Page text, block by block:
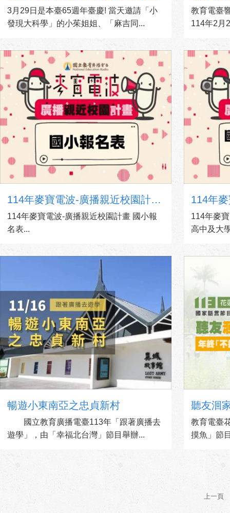
3月29日是本臺65週年臺慶! 當天邀請「小
發現大科學」的小茱姐姐、「麻吉同...
教育電臺
114年2月
114年麥寶電波-廣播親近校園計畫 國小報名表
114年麥寶電波-廣播親近校園計畫 國小報
名表...
114年麥
高中及大
暢遊小東南亞之忠貞新村
國立教育廣播電臺113年「跟著廣播去
遊學」，由「幸福北台灣」節目舉辦...
聽友洄
教育電臺
摸魚」節
上一頁